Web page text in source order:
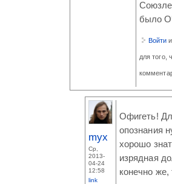
было
Войти
для того,
myx
Ср,
2013-
04-24
12:58
link
Офигеть!
опознания
хорошо
изрядная
конечно же,